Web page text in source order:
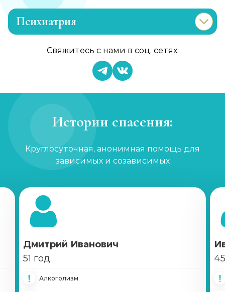
Психиатрия
Скорая психиатрическая помощь
от 3 600 ₽ Записаться
от 1 800 ₽ Записаться
Свяжитесь с нами в соц. сетях:
Истории спасения:
Круглосуточная, анонимная помощь для
зависимых и созависимых
Дмитрий Иванович
51 год
Алкоголизм